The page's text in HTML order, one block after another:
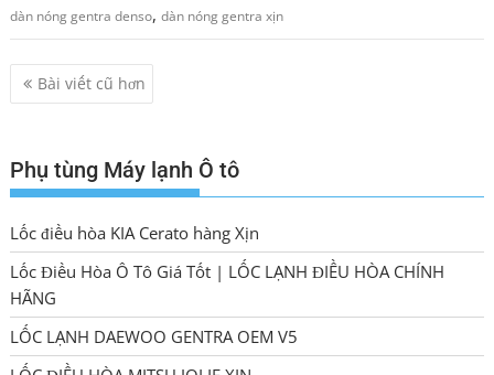
dàn nóng gentra denso,dàn nóng gentra xịn
Điều
hướng
viết
Bài viết cũ hơn
Phụ tùng Máy lạnh Ô tô
Lốc điều hòa KIA Cerato hàng Xịn
Lốc Điều Hòa Ô Tô Giá Tốt | LỐC LẠNH ĐIỀU HÒA CHÍNH
HÃNG
LỐC LẠNH DAEWOO GENTRA OEM V5